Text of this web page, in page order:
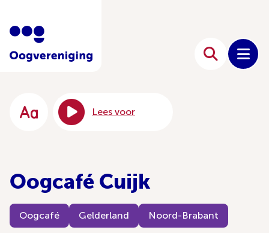
Lees voor
Oogcafé Cuijk
Oogcafé Gelderland Noord-Brabant